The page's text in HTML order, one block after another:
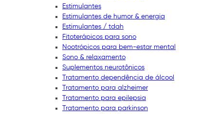
Estimulantes
Estimulantes de humor & energia
Estimulantes / tdah
Fitoterápicos para sono
Nootrópicos para bem-estar mental
Sono & relaxamento
Suplementos neurotônicos
Tratamento dependência de álcool
Tratamento para alzheimer
Tratamento para epilepsia
Tratamento para parkinson